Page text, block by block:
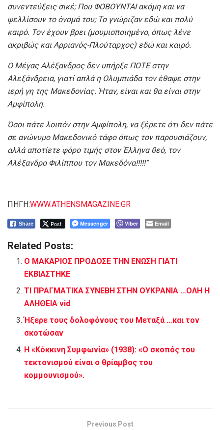
συνεντεύξεις σικέ; Που ΦΟΒΟΥΝΤΑΙ ακόμη και να
ψελλίσουν το όνομά του; Το γνώριζαν εδώ και πολύ
καιρό. Τον έχουν βρει (μουμιοποιημένο, όπως λένε
ακριβώς και Αρριανός-Πλούταρχος) εδώ και καιρό.
Ο Μέγας Αλέξανδρος δεν υπήρξε ΠΟΤΕ στην
Αλεξάνδρεια, γιατί απλά η Ολυμπιάδα τον έθαψε στην
ιερή γη της Μακεδονίας. Ήταν, είναι και θα είναι στην
Αμφίπολη.
Όσοι πάτε λοιπόν στην Αμφίπολη, να ξέρετε ότι δεν πάτε
σε ανώνυμο Μακεδονικό τάφο όπως τον παρουσιάζουν,
αλλά αποτίετε φόρο τιμής στον Έλληνα θεό, τον
Αλέξανδρο Φιλίππου τον Μακεδόνα!!!!!”
ΠΗΓΗ:WWW.ATHENSMAGAZINE.GR
Share Post Messenger Viber Email
Related Posts:
Ο ΜΑΚΑΡΙΟΣ ΠΡΟΔΟΣΕ ΤΗΝ ΕΝΩΣΗ ΓΙΑΤΙ
ΕΚΒΙΑΣΤΗΚΕ
ΤΙ ΠΡΑΓΜΑΤΙΚΑ ΣΥΝΕΒΗ ΣΤΗΝ ΟΥΚΡΑΝΙΑ …ΟΛΗ Η
ΑΛΗΘΕΙΑ vid
Ήξερε τους δολοφόνους του Μεταξά …και τον
σκοτώσαν
Η «Κόκκινη Συμφωνία» (1938): «Ο σκοπός του
τεκτονισμού είναι ο θρίαμβος του
κομμουνισμού».
Previous Post